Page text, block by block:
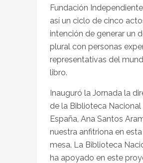
Fundación
así un ciclo de cinco
intención de generar un
plural con personas
representativas del
libro.
Inauguró la Jornada la
de la Biblioteca Nacional
España, Ana Santos
nuestra anfitriona en
mesa. La Biblioteca
ha apoyado en este